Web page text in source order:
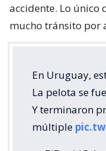
accidente. Lo único
mucho tránsito por
En Uruguay,
La pelota se
Y terminaron
múltiple